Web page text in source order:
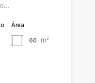
Área
60 m²